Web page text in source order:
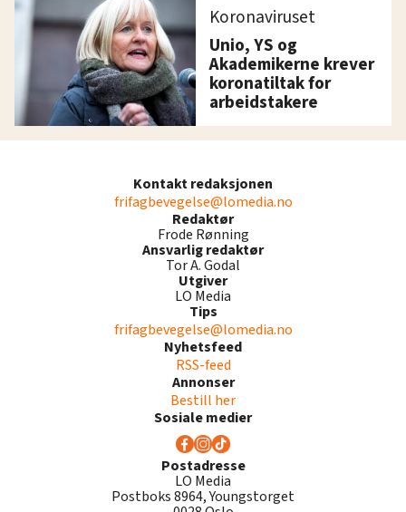
Koronaviruset
Unio, YS og
Akademikerne krever
koronatiltak for
arbeidstakere
Kontakt redaksjonen
frifagbevegelse@lomedia.no
Redaktør
Frode Rønning
Ansvarlig redaktør
Tor A. Godal
Utgiver
LO Media
Tips
frifagbevegelse@lomedia.no
Nyhetsfeed
RSS-feed
Annonser
Bestill her
Sosiale medier
Postadresse
LO Media
Postboks 8964, Youngstorget